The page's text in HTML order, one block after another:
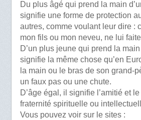
Du plus âgé qui prend la main
signifie une forme de protection
autres, comme voulant leur dire :
mon fils ou mon neveu, ne lui
D’un plus jeune qui prend la main
signifie la même chose qu’en
la main ou le bras de son grand-
un faux pas ou une chute.
D’âge égal, il signifie l’amitié et
fraternité spirituelle ou
Vous pouvez voir sur le sites :